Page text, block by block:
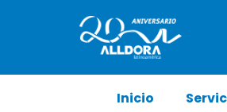
Inicio